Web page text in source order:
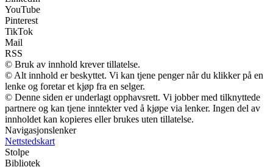
YouTube
Pinterest
TikTok
Mail
RSS
© Bruk av innhold krever tillatelse.
© Alt innhold er beskyttet. Vi kan tjene penger når du klikker på en
lenke og foretar et kjøp fra en selger.
© Denne siden er underlagt opphavsrett. Vi jobber med tilknyttede
partnere og kan tjene inntekter ved å kjøpe via lenker. Ingen del av
innholdet kan kopieres eller brukes uten tillatelse.
Navigasjonslenker
Nettstedskart
Stolpe
Bibliotek